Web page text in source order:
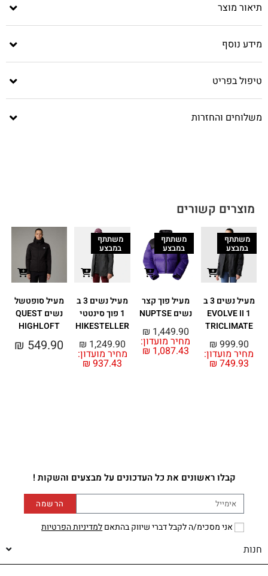
תיאור מוצר
מידע נוסף
טיפול בפריט
משלוחים והחזרות
מוצרים קשורים
משתתף
במבצע
מעיל נשים 3 ב
1 EVOLVE II
TRICLIMATE
מחיר מועדון:
₪ 749.93
₪ 999.90
משתתף
במבצע
מעיל פוך קצר
נשים NUPTSE
מחיר מועדון:
₪ 1,087.43
₪ 1,449.90
משתתף
במבצע
מעיל נשים 3 ב
1 פוך סינטטי
HIKESTELLER
מחיר מועדון:
₪ 937.43
₪ 1,249.90
מעיל סופטשל
נשים QUEST
HIGHLOFT
₪ 549.90
קבלו ראשונים את כל העדכונים על מבצעים והשקות !
אני מסכימ/ה לקבל דברי שיווק בהתאםלמדיניות הפרטיות
הרשמה
חנות